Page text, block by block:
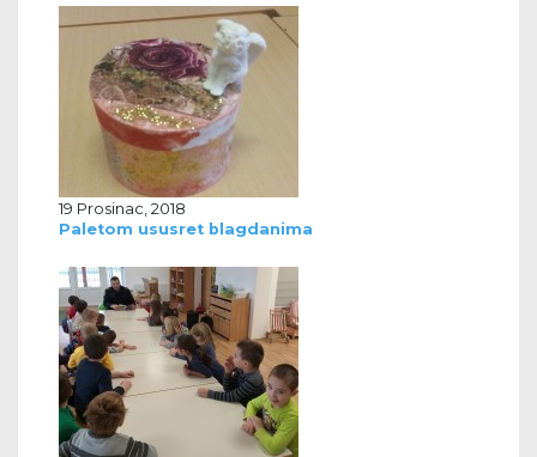
19 Prosinac, 2018
Paletom ususret blagdanima